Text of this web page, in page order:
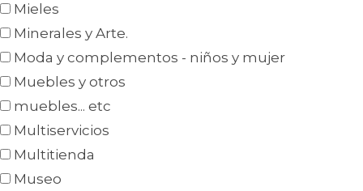
Mieles
Minerales y Arte.
Moda y complementos - niños y mujer
Muebles y otros
muebles... etc
Multiservicios
Multitienda
Museo